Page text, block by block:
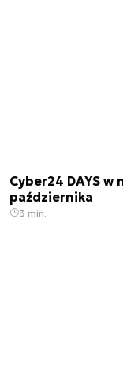
Cyber24 DAYS
października
3 min.